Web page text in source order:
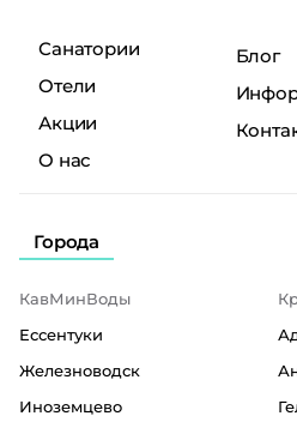
Санатории
Отели
Акции
О нас
Блог
Города
КавМинВоды
Ессентуки
Железноводск
Иноземцево